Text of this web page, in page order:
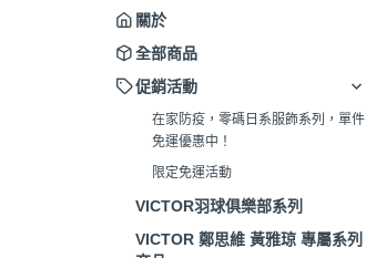
關於
全部商品
促銷活動
在家防疫，零碼日系服飾系列，單件
免運優惠中！
限定免運活動
VICTOR羽球俱樂部系列
VICTOR 鄭思維 黃雅琼 專屬系列